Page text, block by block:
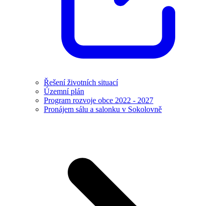
Řešení životních situací
Územní plán
Program rozvoje obce 2022 - 2027
Pronájem sálu a salonku v Sokolovně